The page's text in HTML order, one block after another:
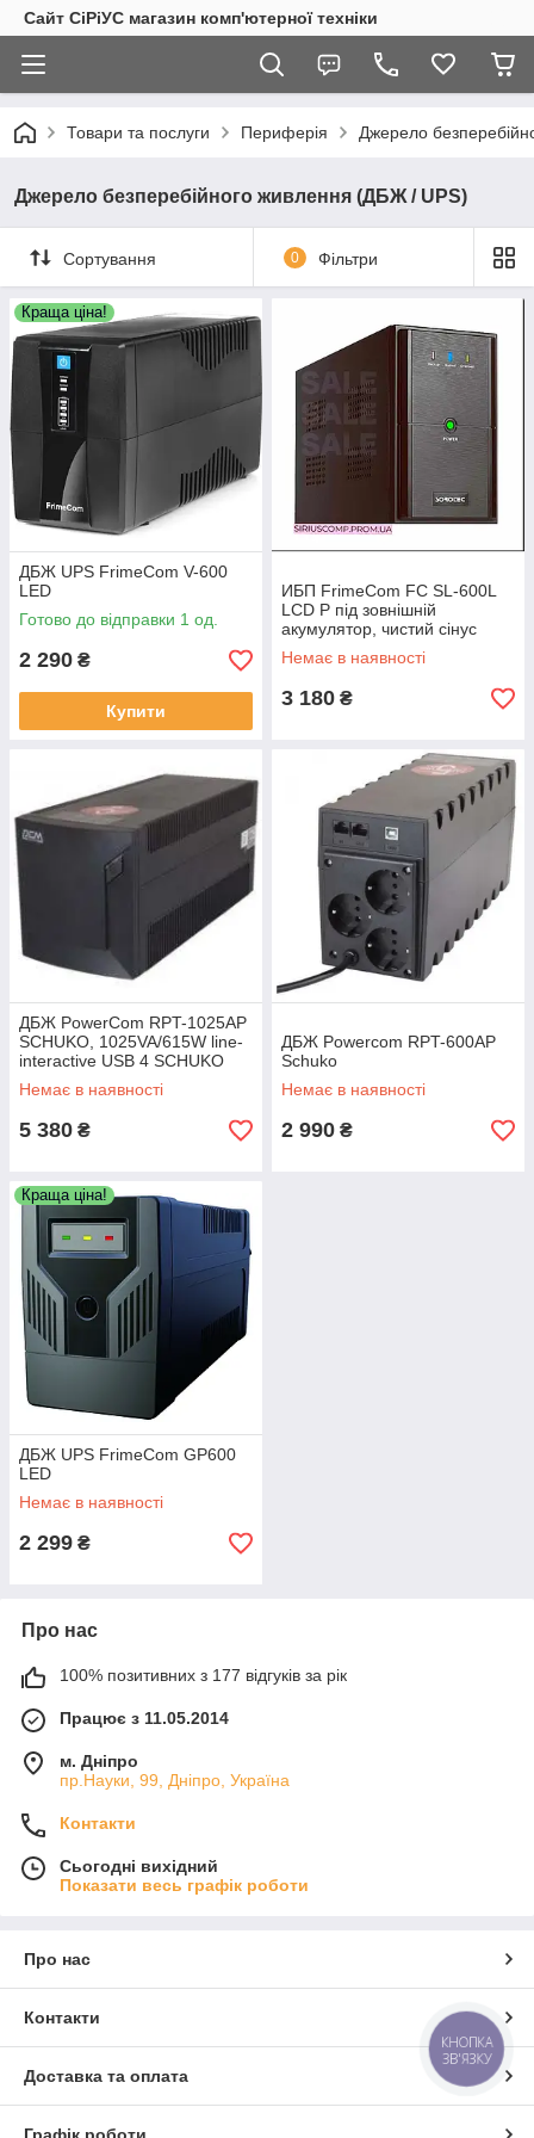
Сайт СiРiУС магазин комп'ютерної техніки
Товари та послуги Периферія Джерело
Джерело безперебійного живлення (ДБЖ / UPS)
Сортування 0 Фільтри
Краща ціна!
ДБЖ UPS FrimeCom V-600
LED
Готово до відправки 1 од.
2 290 ₴
Купити
ИБП FrimeCom FC SL-600L
LCD P під зовнішній
акумулятор, чистий сінус
Немає в наявності
3 180 ₴
ДБЖ PowerCom RPT-1025AP
SCHUKO, 1025VA/615W line-
interactive USB 4 SCHUKO
Немає в наявності
5 380 ₴
ДБЖ Powercom RPT-600AP
Schuko
Немає в наявності
2 990 ₴
Краща ціна!
ДБЖ UPS FrimeCom GP600
LED
Немає в наявності
2 299 ₴
Про нас
100% позитивних з 177 відгуків за рік
Працює з 11.05.2014
м. Дніпро
пр.Науки, 99, Дніпро, Україна
Контакти
Сьогодні вихідний
Показати весь графік роботи
Про нас
Контакти
Доставка та оплата
КНОПКА
ЗВ'ЯЗКУ